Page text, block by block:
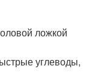
ложкой
углеводы,